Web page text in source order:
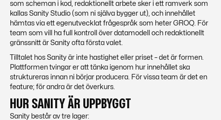
som scheman i kod, redaktionellt arbete sker i ett ramverk som
kallas Sanity Studio (som ni själva bygger ut), och innehållet
hämtas via ett egenutvecklat frågespråk som heter GROQ. För
team som vill ha full kontroll över datamodell och redaktionellt
gränssnitt är Sanity ofta första valet.
Tilltalet hos Sanity är inte hastighet eller priset – det är formen
Plattformen tvingar er att tänka igenom hur innehållet ska
struktureras innan ni börjar producera. För vissa team är det en
feature; för andra är det överkurs.
HUR SANITY ÄR UPPBYGGT
Sanity består av tre lager: